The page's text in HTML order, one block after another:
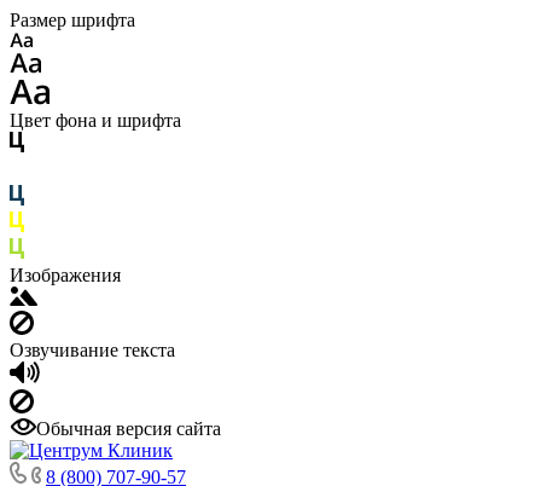
Размер шрифта
Цвет фона и шрифта
Изображения
Озвучивание текста
Обычная версия сайта
8 (800) 707-90-57